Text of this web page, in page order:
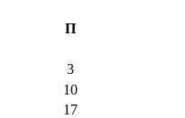
П
3
10
17